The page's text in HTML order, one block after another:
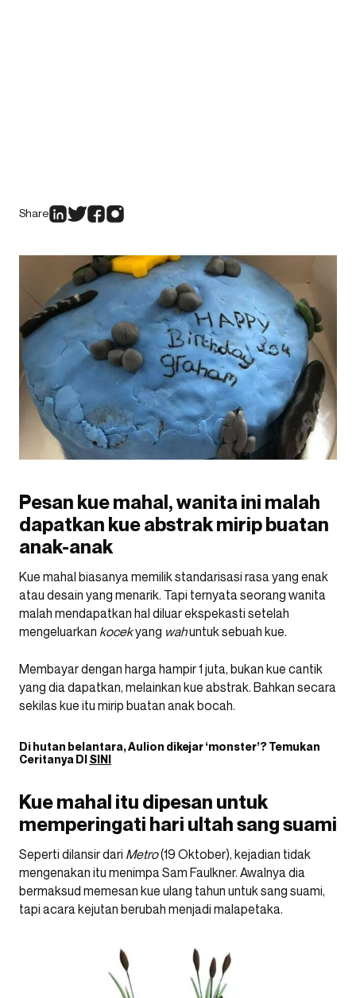
Share
Pesan kue mahal, wanita ini malah
dapatkan kue abstrak mirip buatan
anak-anak
Kue mahal biasanya memilik standarisasi rasa yang enak
atau desain yang menarik. Tapi ternyata seorang wanita
malah mendapatkan hal diluar ekspekasti setelah
mengeluarkan kocekyang wahuntuk sebuah kue.
Membayar dengan harga hampir 1 juta, bukan kue cantik
yang dia dapatkan, melainkan kue abstrak. Bahkan secara
sekilas kue itu mirip buatan anak bocah.
Di hutan belantara, Aulion dikejar ‘monster’? Temukan
Ceritanya DISINI
Kue mahal itu dipesan untuk
memperingati hari ultah sang suami
Seperti dilansir dari Metro(19 Oktober), kejadian tidak
mengenakan itu menimpa Sam Faulkner. Awalnya dia
bermaksud memesan kue ulang tahun untuk sang suami,
tapi acara kejutan berubah menjadi malapetaka.